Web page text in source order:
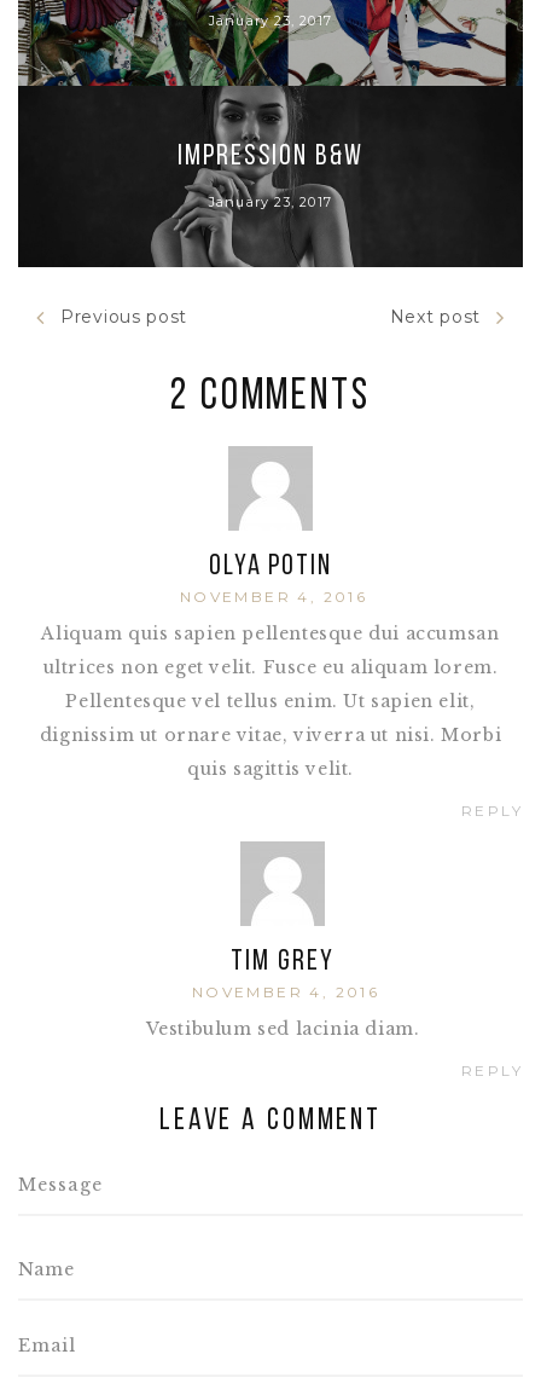
January 23, 2017
Impression B&W
January 23, 2017
Previous post Next post
2 Comments
Olya Potin
NOVEMBER 4, 2016
REPLY
Aliquam quis sapien pellentesque dui accumsan
ultrices non eget velit. Fusce eu aliquam lorem.
Pellentesque vel tellus enim. Ut sapien elit,
dignissim ut ornare vitae, viverra ut nisi. Morbi
quis sagittis velit.
Tim Grey
NOVEMBER 4, 2016
REPLY
Vestibulum sed lacinia diam.
Leave a comment